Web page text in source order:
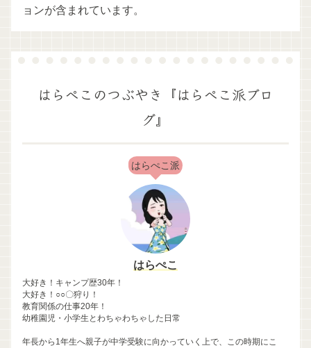
ョンが含まれています。
はらぺこのつぶやき『はらぺこ派ブロ
グ』
はらぺこ派
はらぺこ
大好き！キャンプ歴30年！
大好き！○○〇狩り！
教育関係の仕事20年！
幼稚園児・小学生とわちゃわちゃした日常
年長から1年生へ親子が中学受験に向かっていく上で、この時期にこ